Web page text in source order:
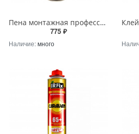
Пена монтажная профессиональная огнеупорная JETFIX 850мл
775 ₽
Наличие:много